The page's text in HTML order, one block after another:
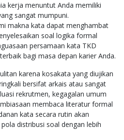
kerja menuntut Anda memiliki
sangat mumpuni.
makna kata dapat menghambat
soal logika formal
persamaan kata TKD
bagi masa depan karier Anda.
karena kosakata yang diujikan
bersifat arkais atau sangat
rekrutmen, kegagalan umum
membaca literatur formal
kata secara rutin akan
distribusi soal dengan lebih